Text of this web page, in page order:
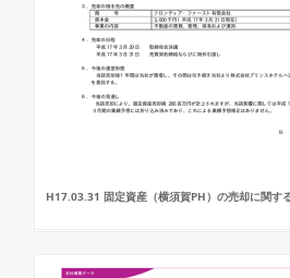
H17.03.31 固定資産（横須賀PH）の売却に関す